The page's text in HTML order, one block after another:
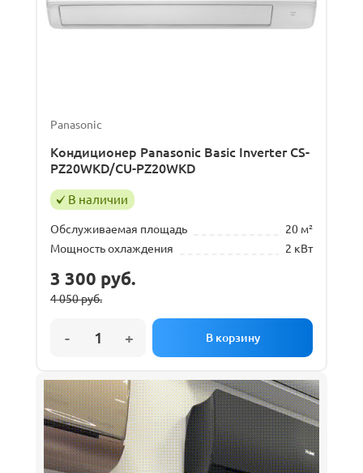
Panasonic
Кондиционер Panasonic Basic Inverter CS-
PZ20WKD/CU-PZ20WKD
В наличии
Обслуживаемая площадь
20 м²
Мощность охлаждения
2 кВт
4 050руб.
Первоначальная
цена
4
050 руб..
3 300 руб.
цена:
300 руб..